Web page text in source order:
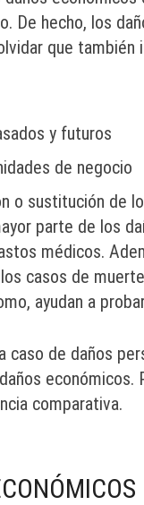
De hecho, los
que también
y futuros
de negocio
o sustitución de
parte de los
médicos.
casos de
ayudan a
caso de daños
comparativa.